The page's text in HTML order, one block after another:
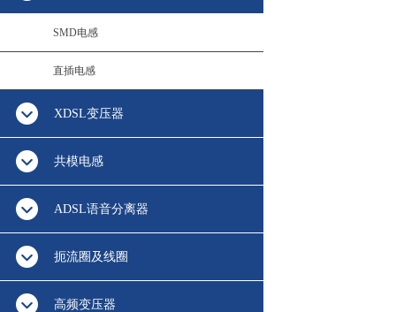
SMD电感
直插电感
XDSL变压器
共模电感
ADSL语音分离器
扼流圈及线圈
高频变压器